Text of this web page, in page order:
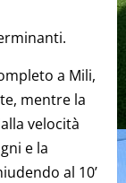
a Mili,
mentre la
velocità
e la
al 10’